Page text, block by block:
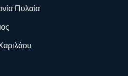
Πυλαία